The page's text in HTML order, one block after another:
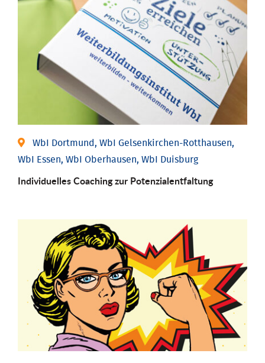
WbI Dortmund, WbI Gelsenkirchen-Rotthausen,
WbI Essen, WbI Oberhausen, WbI Duisburg
Individuelles Coaching zur Potenzialentfaltung